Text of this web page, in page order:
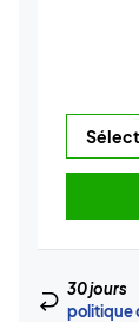
30 jours
politique